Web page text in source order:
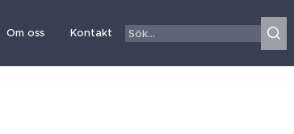
Om oss Kontakt